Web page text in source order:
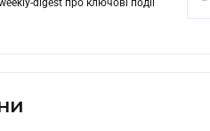
digest про ключові події